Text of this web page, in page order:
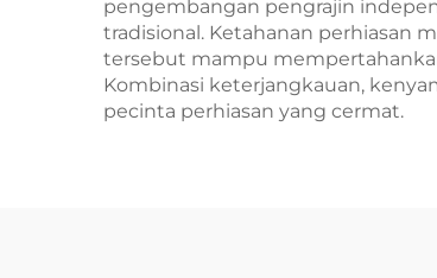
pengembangan pengrajin
tradisional. Ketahanan perhiasan
tersebut mampu
Kombinasi keterjangkauan,
pecinta perhiasan yang cermat.